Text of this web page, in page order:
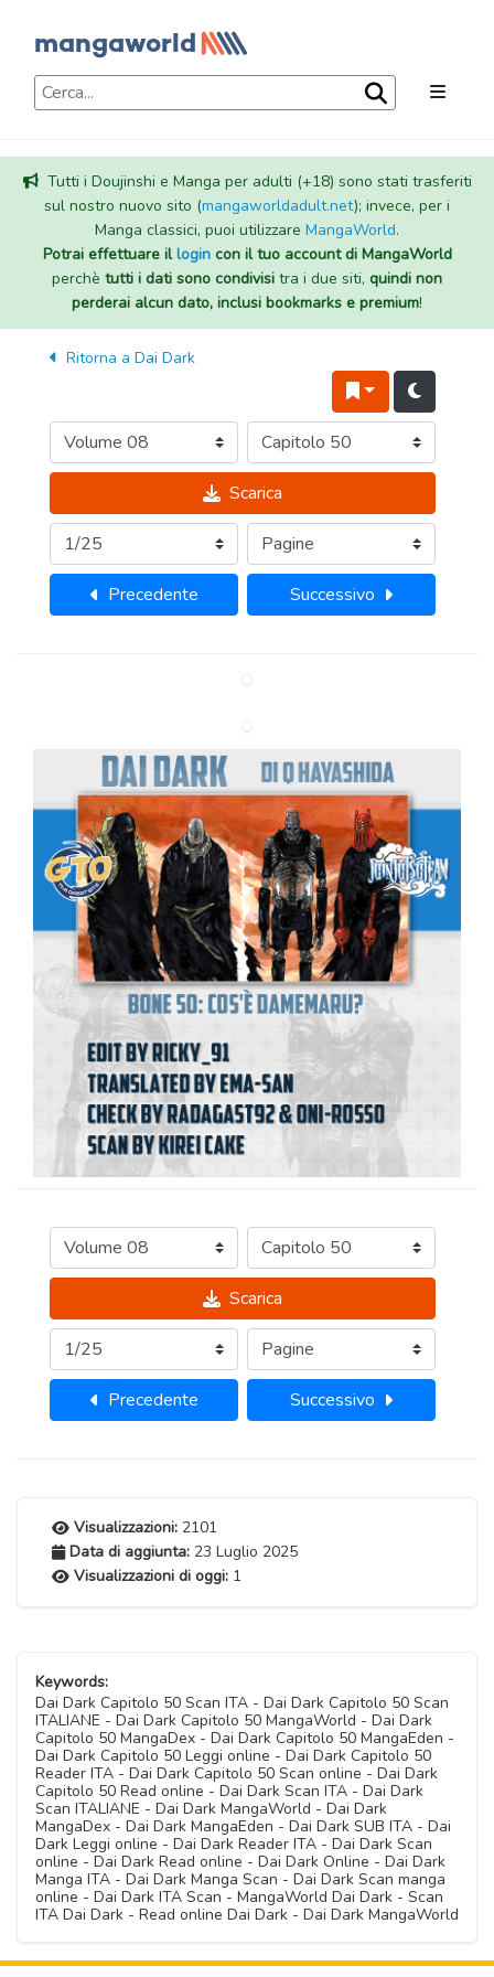
Tutti i Doujinshi e Manga per adulti (+18) sono stati trasferiti
sul nostro nuovo sito (mangaworldadult.net); invece, per i
Manga classici, puoi utilizzare MangaWorld.
Potrai effettuare illogincon il tuo account di MangaWorld
perchè tutti i dati sono condivisi tra i due siti, quindi non
perderai alcun dato, inclusi bookmarks e premium!
Ritorna a Dai Dark
Scarica
Precedente Successivo
Scarica
Precedente Successivo
Visualizzazioni: 2101
Data di aggiunta: 23 Luglio 2025
Visualizzazioni di oggi: 1
Keywords:
Dai Dark Capitolo 50 Scan ITA - Dai Dark Capitolo 50 Scan
ITALIANE - Dai Dark Capitolo 50 MangaWorld - Dai Dark
Capitolo 50 MangaDex - Dai Dark Capitolo 50 MangaEden -
Dai Dark Capitolo 50 Leggi online - Dai Dark Capitolo 50
Reader ITA - Dai Dark Capitolo 50 Scan online - Dai Dark
Capitolo 50 Read online - Dai Dark Scan ITA - Dai Dark
Scan ITALIANE - Dai Dark MangaWorld - Dai Dark
MangaDex - Dai Dark MangaEden - Dai Dark SUB ITA - Dai
Dark Leggi online - Dai Dark Reader ITA - Dai Dark Scan
online - Dai Dark Read online - Dai Dark Online - Dai Dark
Manga ITA - Dai Dark Manga Scan - Dai Dark Scan manga
online - Dai Dark ITA Scan - MangaWorld Dai Dark - Scan
ITA Dai Dark - Read online Dai Dark - Dai Dark MangaWorld